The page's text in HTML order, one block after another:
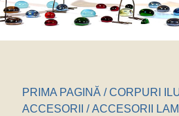
PRIMA PAGINĂ /CORPURI
ACCESORII
/ACCESORII